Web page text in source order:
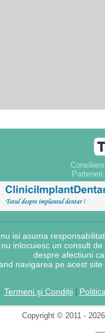
Parteneri:
isi asuma
inlocuiesc un consult
despre afectiuni
navigarea pe acest
Termeni şi Condiții|
Copyright © 2011 -